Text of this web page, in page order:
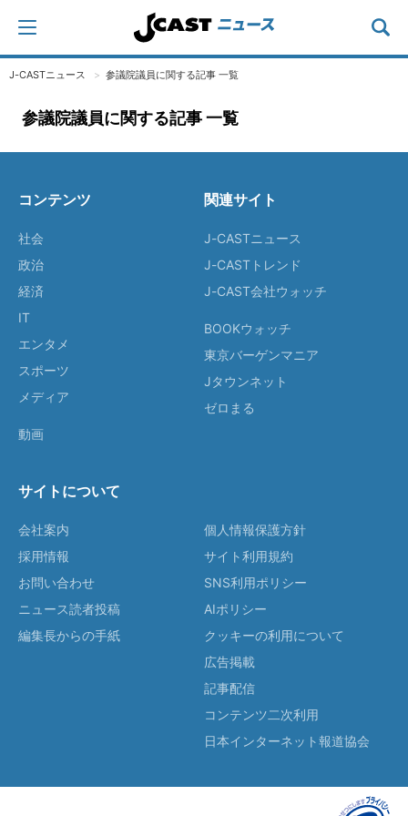
J-CASTニュース 参議院議員に関する記事 一覧
参議院議員に関する記事 一覧
コンテンツ
社会
政治
経済
IT
エンタメ
スポーツ
メディア
動画
関連サイト
J-CASTニュース
J-CASTトレンド
J-CAST会社ウォッチ
BOOKウォッチ
東京バーゲンマニア
Jタウンネット
ゼロまる
サイトについて
会社案内
採用情報
お問い合わせ
ニュース読者投稿
編集長からの手紙
個人情報保護方針
サイト利用規約
SNS利用ポリシー
AIポリシー
クッキーの利用について
広告掲載
記事配信
コンテンツ二次利用
日本インターネット報道協会